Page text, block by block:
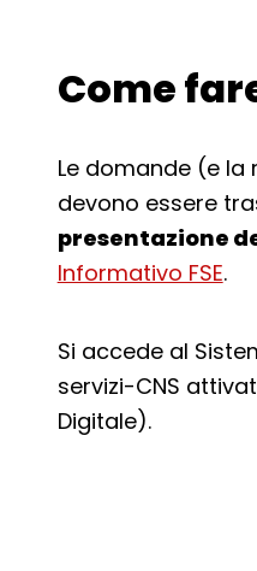
Come
Le domande (e la
devono essere
presentazione
Informativo FSE.
Si accede al
servizi-CNS
Digitale).
Torna alla